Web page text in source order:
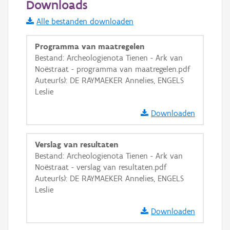
Informatie Vlaanderen
i
+ −
Basis Lagen
OSM-Basiskaart
Downloads
Alle bestanden downloaden
Programma van maatregelen
Bestand: Archeologienota Tienen - Ark van
Noëstraat - programma van maatregelen.pdf
Auteur(s): DE RAYMAEKER Annelies, ENGELS
Leslie
Downloaden
Verslag van resultaten
Bestand: Archeologienota Tienen - Ark van
Noëstraat - verslag van resultaten.pdf
Auteur(s): DE RAYMAEKER Annelies, ENGELS
Leslie
Downloaden